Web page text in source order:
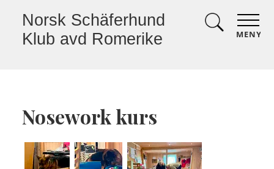
Norsk Schäferhund
Klub avd Romerike
MENY
Nosework kurs